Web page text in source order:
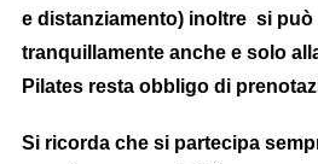
e distanziamento) inoltre si può
tranquillamente anche e solo
Pilates resta obbligo di
Si ricorda che si partecipa